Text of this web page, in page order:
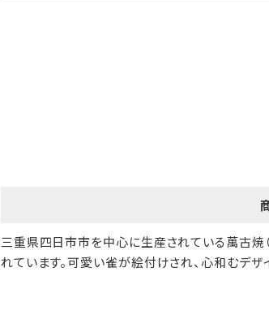
三重県四日市市を中心に生産されている萬古焼
れています。可愛い雀が絵付けされ、心和むデザ